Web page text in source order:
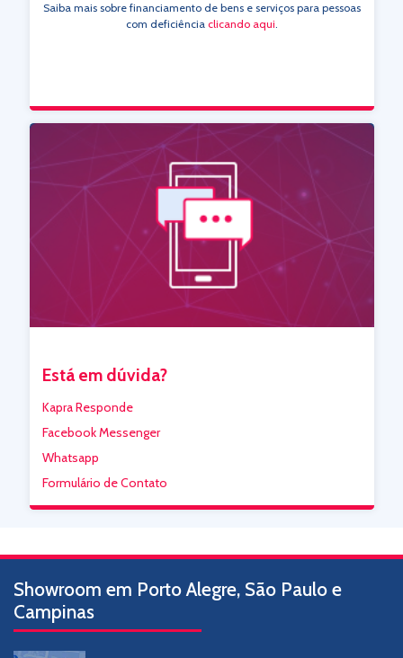
Saiba mais sobre financiamento de bens e serviços para pessoas
com deficiência clicando aqui.
Está em dúvida?
Kapra Responde
Facebook Messenger
Whatsapp
Formulário de Contato
Showroom em Porto Alegre, São Paulo e
Campinas